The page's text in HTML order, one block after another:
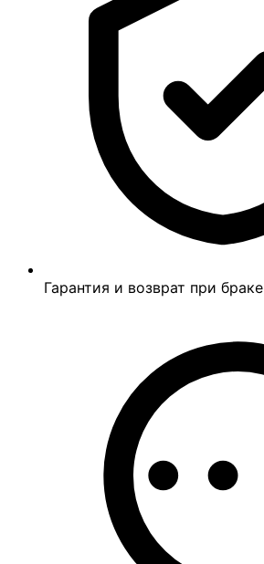
Гарантия и возврат при браке